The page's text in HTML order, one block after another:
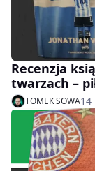
Recenzja
twarzach –
TOMEK SOWA14